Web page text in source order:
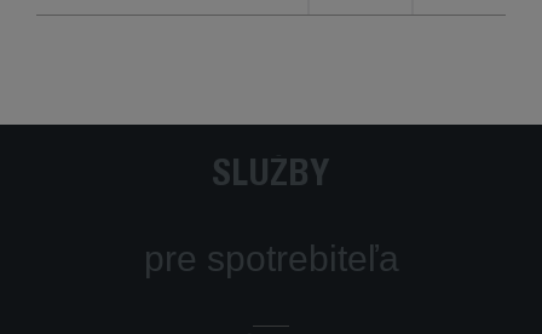
SLUŽBY
pre spotrebiteľa